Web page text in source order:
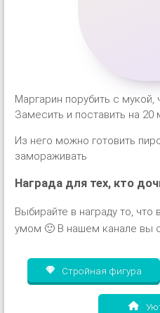
Маргарин порубить с мукой,
Замесить и поставить на 20
Из него можно готовить
замораживать
Награда для тех, кто
Выбирайте в награду то,
умом 🙂 В нашем канале вы
Стройная фигура